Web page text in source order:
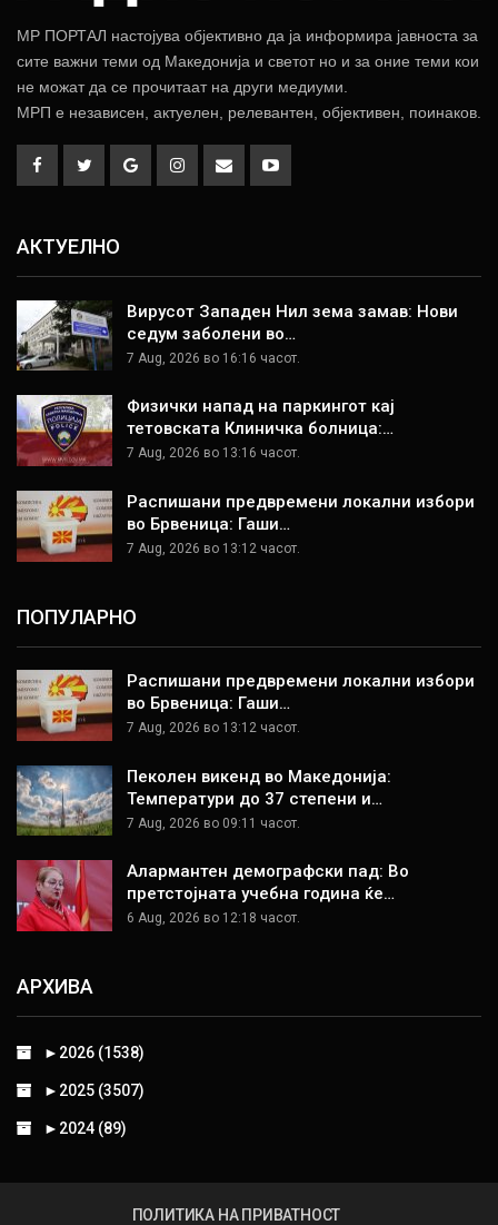
МР ПОРТАЛ настојува објективно да ја информира јавноста за
сите важни теми од Македонија и светот но и за оние теми кои
не можат да се прочитаат на други медиуми.
МРП е независен, актуелен, релевантен, објективен, поинаков.
АКТУЕЛНО
Вирусот Западен Нил зема замав: Нови
седум заболени во…
7 Aug, 2026 во 16:16 часот.
Физички напад на паркингот кај
тетовската Клиничка болница:…
7 Aug, 2026 во 13:16 часот.
Распишани предвремени локални избори
во Брвеница: Гаши…
7 Aug, 2026 во 13:12 часот.
ПОПУЛАРНО
Распишани предвремени локални избори
во Брвеница: Гаши…
7 Aug, 2026 во 13:12 часот.
Пеколен викенд во Македонија:
Температури до 37 степени и…
7 Aug, 2026 во 09:11 часот.
Алармантен демографски пад: Во
претстојната учебна година ќе…
6 Aug, 2026 во 12:18 часот.
АРХИВА
► 2026 (1538)
► 2025 (3507)
► 2024 (89)
ПОЛИТИКА НА ПРИВАТНОСТ